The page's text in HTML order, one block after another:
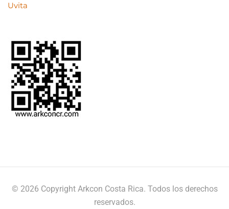
Uvita
© 2026 Copyright Arkcon Costa Rica. Todos los derechos
reservados.